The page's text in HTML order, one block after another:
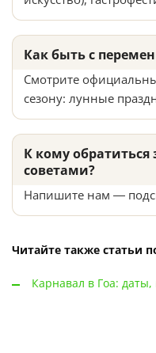
Как быть с
Смотрите
сезону: лунные
К кому
советами?
Напишите нам —
Читайте также статьи
Карнавал в Гоа: